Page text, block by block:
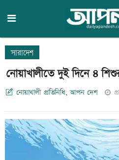
সারাদেশ
নোয়াখালীতে দুই দিনে ৪
নোয়াখালী প্রতিনিধি, আপন দেশ